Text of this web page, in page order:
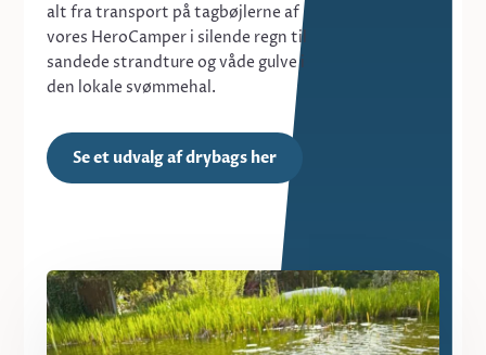
alt fra transport på tagbøjlerne af
vores HeroCamper i silende regn til
sandede strandture og våde gulve i
den lokale svømmehal.
Se et udvalg af drybags her